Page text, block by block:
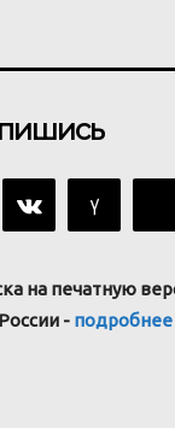
на печатную
- подробнее